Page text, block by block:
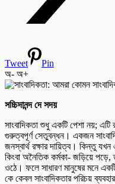
Tweet
Pin
অ- অ+
সচ্চিদানন্দ দে সদয়
সাংবাদিকতা শুধু একটি পেশা নয়;
গুরুত্বপূর্ণ সেতুবন্ধন। একজন
জনস্বার্থ রক্ষার দায়িত্ব। কিন্তু যখন
কিংবা অনৈতিক কর্মকা- জড়িয়ে পড়ে,
ওঠে। ফলে সাধারণ মানুষের মনে
কে কেবল সাংবাদিকতার পরিচয়